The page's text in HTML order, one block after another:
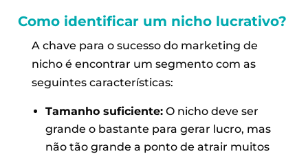
Como identificar um nicho lucrativo?
A chave para o sucesso do marketing de
nicho é encontrar um segmento com as
seguintes características:
Tamanho suficiente:O nicho deve ser
grande o bastante para gerar lucro, mas
não tão grande a ponto de atrair muitos